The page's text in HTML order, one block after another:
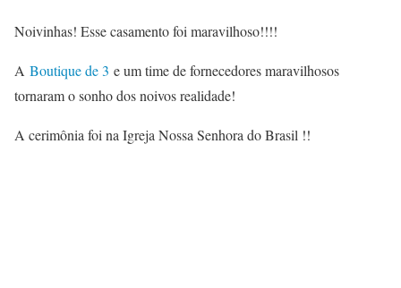
Noivinhas! Esse casamento foi maravilhoso!!!!
A Boutique de 3 e um time de fornecedores maravilhosos
tornaram o sonho dos noivos realidade!
A cerimônia foi na Igreja Nossa Senhora do Brasil !!